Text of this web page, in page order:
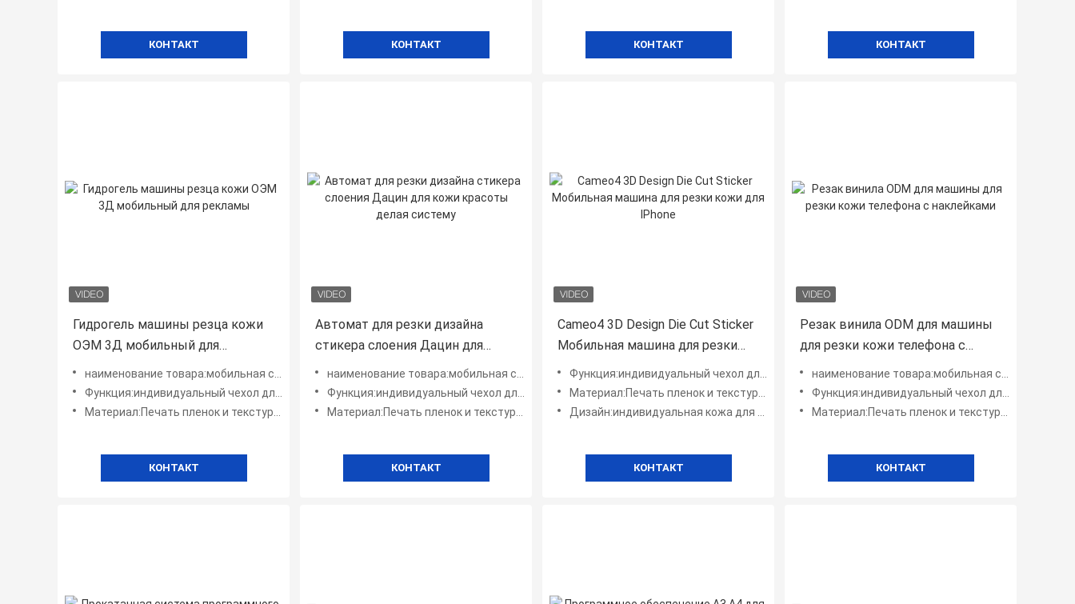
КОНТАКТ КОНТАКТ КОНТАКТ КОНТАКТ
Гидрогель машины резца кожи
ОЭМ 3Д мобильный для
наименование товара:мобильная система для создания косметических средств
Функция:индивидуальный чехол для мобильного телефона
Материал:Печать пленок и текстурных виниловых наклеек
КОНТАКТ
Автомат для резки дизайна
стикера слоения Дацин для
кожи красоты делая систему
наименование товара:мобильная система для создания косметических средств
Функция:индивидуальный чехол для мобильного телефона
Материал:Печать пленок и текстурных виниловых наклеек
КОНТАКТ
Cameo4 3D Design Die Cut Sticker
Мобильная машина для резки
кожи для IPhone
Функция:индивидуальный чехол для мобильного телефона
Материал:Печать пленок и текстурных виниловых наклеек
Дизайн:индивидуальная кожа для телефона своими руками
КОНТАКТ
Резак винила ODM для машины
для резки кожи телефона с
наименование товара:мобильная система для создания косметических средств
Функция:индивидуальный чехол для мобильного телефона
Материал:Печать пленок и текстурных виниловых наклеек
КОНТАКТ